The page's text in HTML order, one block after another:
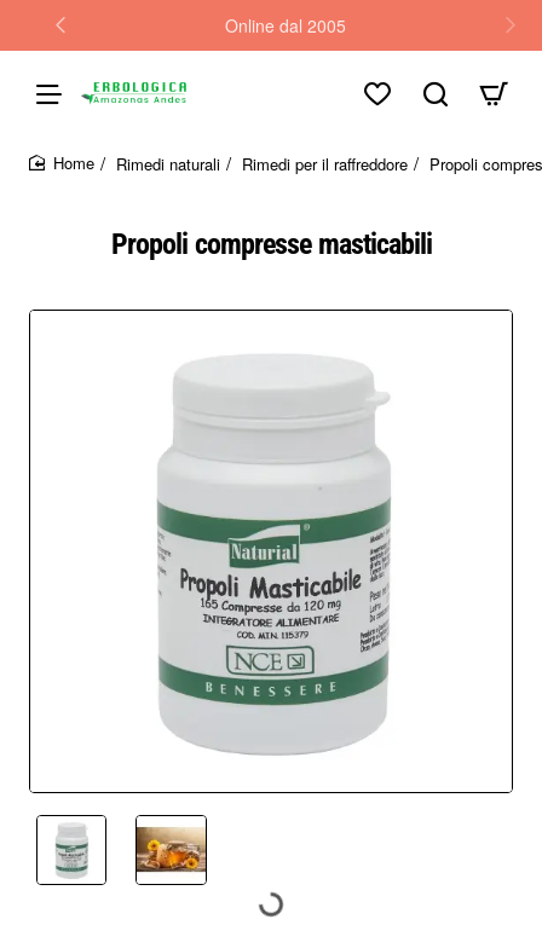
Online dal 2005
Propoli compresse masticabili
Rimedi naturali Rimedi per il raffreddore Propoli